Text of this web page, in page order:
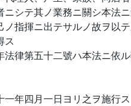
ニシテ其ノ業務ニ關シ本法
ノ指揮ニ出テサルノ故ヲ以
ス
法律第五十二號ハ本法ニ依
一年四月一日ヨリ之ヲ施行ス